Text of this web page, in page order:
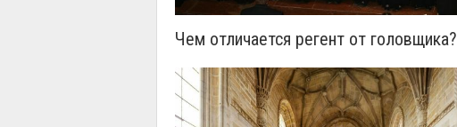
Чем отличается регент от головщика?